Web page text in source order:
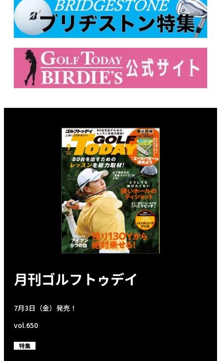
月刊ゴルフトゥデイ
7月3日（金）発売！
vol.650
特集